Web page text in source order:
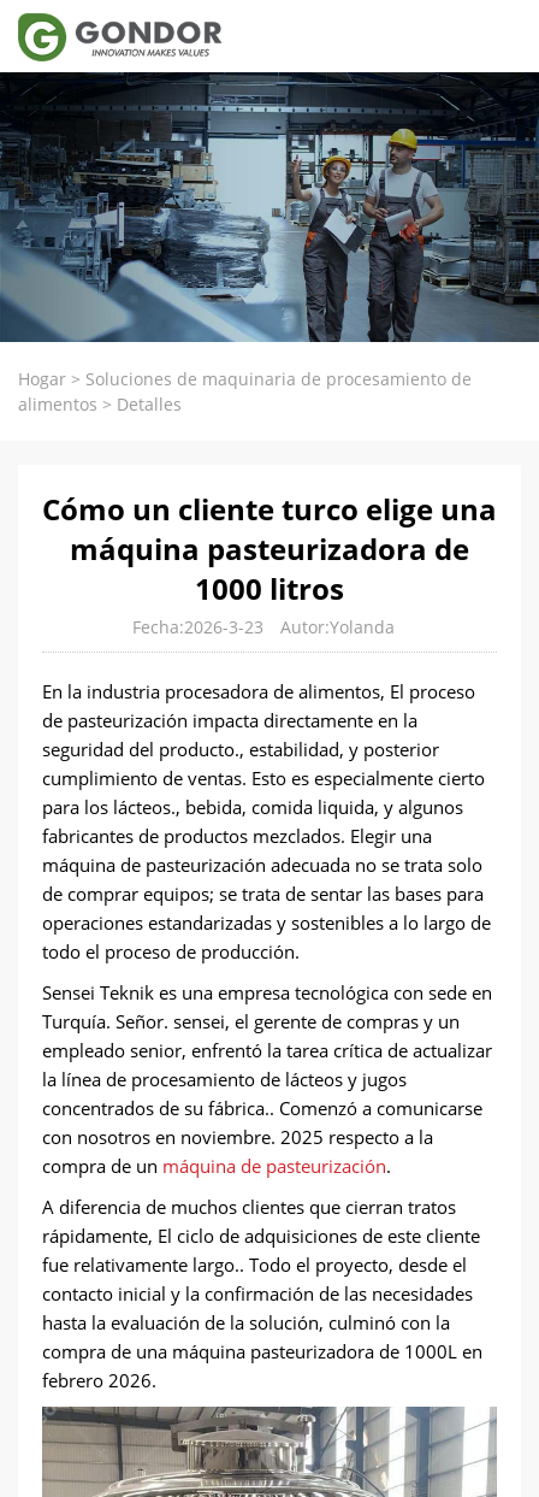
Hogar > Soluciones de maquinaria de procesamiento de
alimentos > Detalles
Cómo un cliente turco elige una
máquina pasteurizadora de
1000 litros
Fecha:2026-3-23 Autor:Yolanda
En la industria procesadora de alimentos, El proceso
de pasteurización impacta directamente en la
seguridad del producto., estabilidad, y posterior
cumplimiento de ventas. Esto es especialmente cierto
para los lácteos., bebida, comida liquida, y algunos
fabricantes de productos mezclados. Elegir una
máquina de pasteurización adecuada no se trata solo
de comprar equipos; se trata de sentar las bases para
operaciones estandarizadas y sostenibles a lo largo de
todo el proceso de producción.
Sensei Teknik es una empresa tecnológica con sede en
Turquía. Señor. sensei, el gerente de compras y un
empleado senior, enfrentó la tarea crítica de actualizar
la línea de procesamiento de lácteos y jugos
concentrados de su fábrica.. Comenzó a comunicarse
con nosotros en noviembre. 2025 respecto a la
compra de un máquina de pasteurización.
A diferencia de muchos clientes que cierran tratos
rápidamente, El ciclo de adquisiciones de este cliente
fue relativamente largo.. Todo el proyecto, desde el
contacto inicial y la confirmación de las necesidades
hasta la evaluación de la solución, culminó con la
compra de una máquina pasteurizadora de 1000L en
febrero 2026.